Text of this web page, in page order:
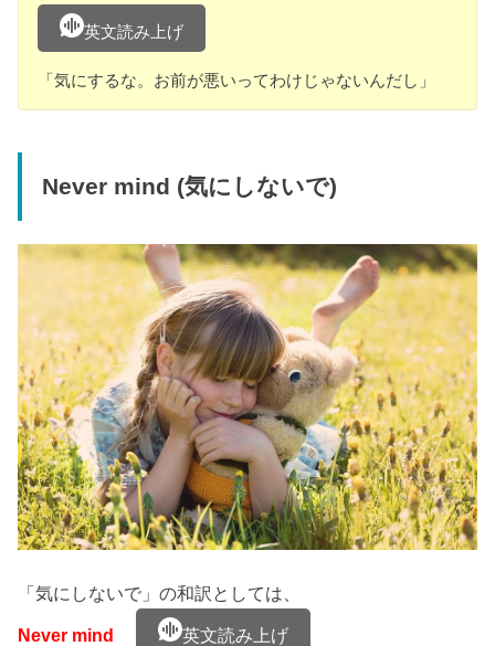
英文読み上げ
「気にするな。お前が悪いってわけじゃないんだし」
Never mind (気にしないで)
「気にしないで」の和訳としては、
Never mind 英文読み上げ